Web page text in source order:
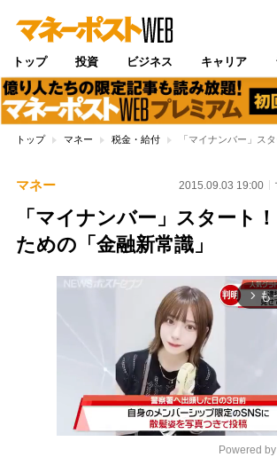
トップ 投資 ビジネス キャリア
トップ マネー 税金・給付 「マイナンバー」ス
マネー 2015.09.03 19:00
「マイナンバー」スタート
ための「金融新常識」
arrow_forward_ios も
Powered by